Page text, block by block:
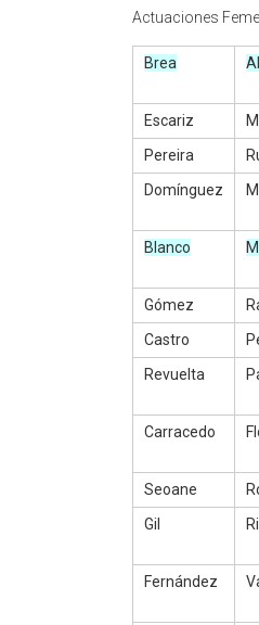
Actuaciones
Brea
Escariz
Pereira
Domínguez
Blanco
Gómez
Castro
Revuelta
Carracedo
Seoane
Gil
Fernández